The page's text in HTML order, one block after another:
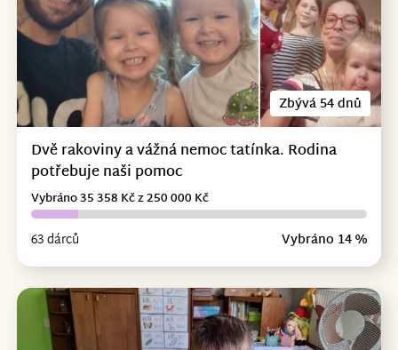
Zbývá 54 dnů
Dvě rakoviny a vážná nemoc tatínka. Rodina
potřebuje naši pomoc
63 dárců Vybráno 14 %
Vybráno 35 358 Kč z 250 000 Kč